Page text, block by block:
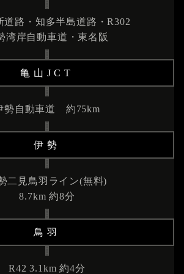
道路・知多半島道路・R302
湾岸自動車道・東名阪
亀山JCT
勢自動車道 約75km
伊勢
二見鳥羽ライン(無料)
8.7km 約8分
鳥羽
R42 3.1km 約4分